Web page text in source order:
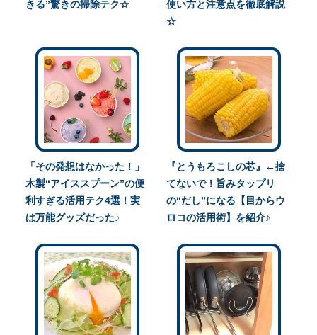
きる”驚きの掃除テク☆
使い方と注意点を徹底解説
☆
「その発想はなかった！」
木製“アイススプーン”の便
利すぎる活用テク4選！実
は万能グッズだった♪
『とうもろこしの芯』←捨
てないで！旨みタップリ
の“だし”になる【目からウ
ロコの活用術】を紹介♪